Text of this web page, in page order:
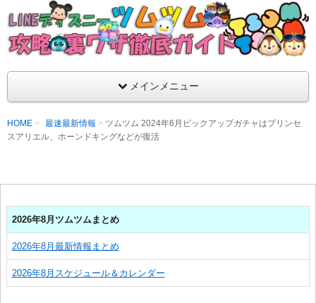
LINEディズニー ツムツム攻略・裏ワザ徹底
支持率No1！痒いところに手が届くツムツム攻略サイト！新ツ
ラ評価も丁寧に解説！ツムツムを120％楽しめるサイトを目指し
メインメニュー
HOME 最速最新情報
ツムツム 2024年6月ピックアップガチャはプリンセ
スアリエル、ホーンドキングなどが復活
2026年8月ツムツムまとめ
2026年8月最新情報まとめ
2026年8月スケジュール＆カレンダー